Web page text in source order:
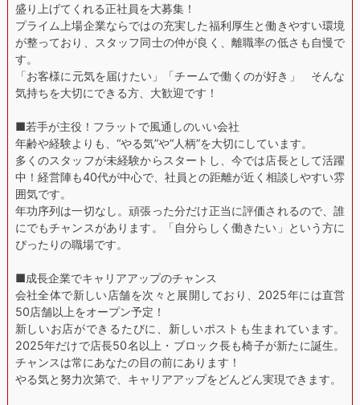
盛り上げてくれる正社員を大募集！
プライム上場企業ならではの充実した福利厚生と働きやすい環境
が整っており、スタッフ同士の仲が良く、離職率の低さも自慢で
す。
「お客様に元気を届けたい」「チームで働くのが好き」 そんな
気持ちを大切にできる方、大歓迎です！
■若手が主役！フラットで風通しのいい会社
年齢や経験よりも、“やる気”や“人柄”を大切にしています。
多くのスタッフが未経験からスタートし、今では店長として活躍
中！経営陣も40代が中心で、社員との距離が近く相談しやすい雰
囲気です。
年功序列は一切なし。頑張った分だけ正当に評価されるので、誰
にでもチャンスがあります。「自分らしく働きたい」という方に
ぴったりの職場です。
■成長企業でキャリアアップのチャンス
会社全体で新しい店舗を次々と展開しており、2025年には直営
50店舗以上をオープン予定！
新しいお店ができるたびに、新しいポストも生まれています。
2025年だけで店長50名以上・ブロック長も椅子が新たに誕生。
チャンスは常にあなたの目の前にあります！
やる気と努力次第で、キャリアアップをどんどん実現できます。